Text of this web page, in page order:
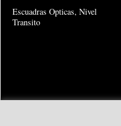
Escuadras Opticas, Nivel
Transito